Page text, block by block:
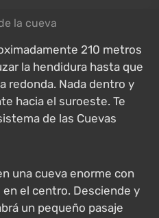
la cueva
210 metros
la hendidura hasta que
redonda. Nada dentro y
hacia el suroeste. Te
de las Cuevas
una cueva enorme con
el centro. Desciende y
un pequeño pasaje